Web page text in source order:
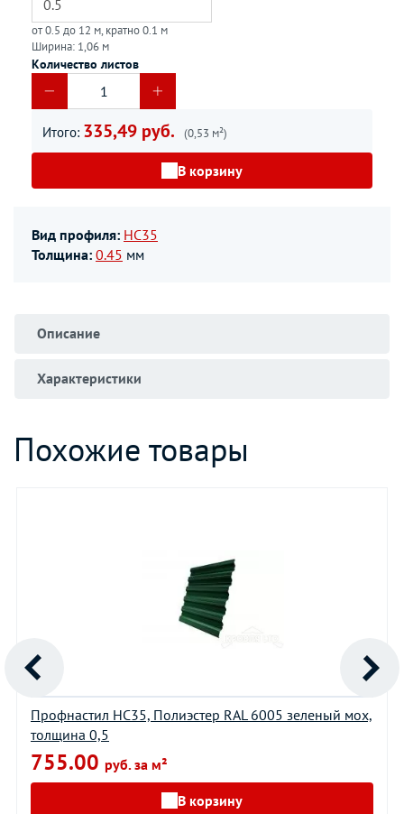
от 0.5 до 12 м, кратно 0.1 м
Ширина: 1,06 м
Количество листов
Итого: 335,49 руб. (0,53 м²)
В корзину
Вид профиля: НС35
Толщина: 0.45 мм
Описание
Характеристики
Похожие товары
Профнастил НС35, Полиэстер RAL 6005 зеленый мох,
толщина 0,5
755.00 руб. за м²
В корзину